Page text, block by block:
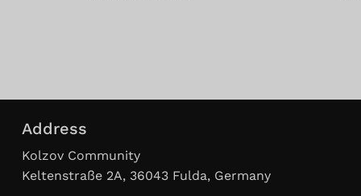
Address
Kolzov Community
Keltenstraße 2A, 36043 Fulda, Germany